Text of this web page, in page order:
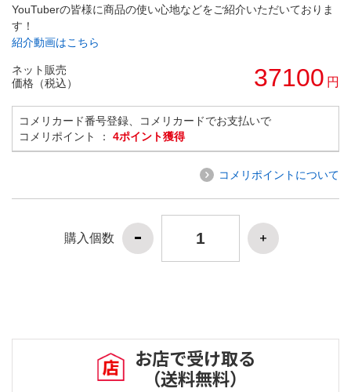
YouTuberの皆様に商品の使い心地などをご紹介いただいておりま
す！
紹介動画はこちら
ネット販売
価格（税込）
37100 円
コメリカード番号登録、コメリカードでお支払いで
コメリポイント ： 4ポイント獲得
コメリポイントについて
購入個数
お店で受け取る
（送料無料）